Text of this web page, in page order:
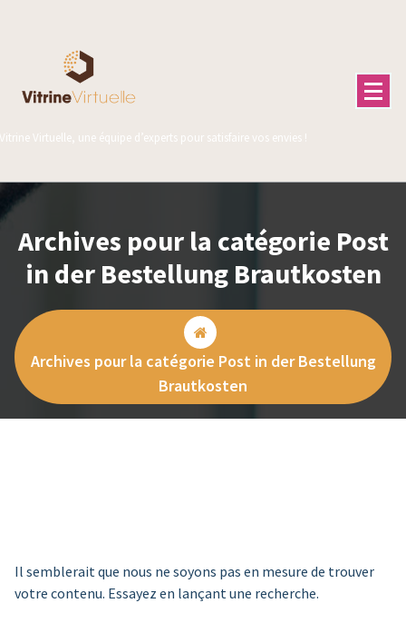
Vitrine Virtuelle, une équipe d’experts pour satisfaire vos envies !
Archives pour la catégorie Post
in der Bestellung Brautkosten
Archives pour la catégorie Post in der Bestellung
Brautkosten
Il semblerait que nous ne soyons pas en mesure de trouver
votre contenu. Essayez en lançant une recherche.